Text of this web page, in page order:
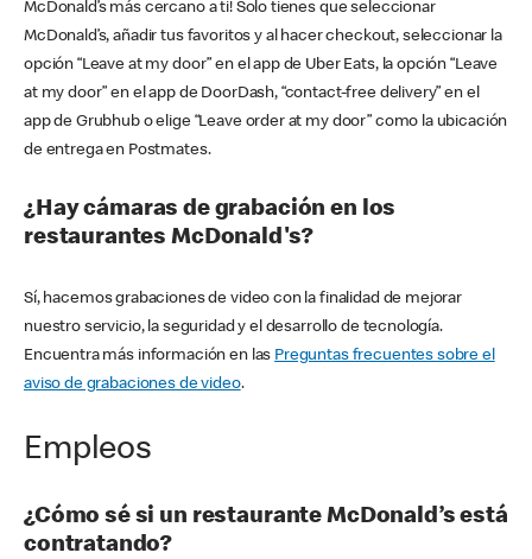
McDonald’s más cercano a ti! Solo tienes que seleccionar
McDonald’s, añadir tus favoritos y al hacer checkout, seleccionar la
opción “Leave at my door” en el app de Uber Eats, la opción “Leave
at my door” en el app de DoorDash, “contact-free delivery” en el
app de Grubhub o elige “Leave order at my door” como la ubicación
de entrega en Postmates.
¿Hay cámaras de grabación en los
restaurantes McDonald's?
Sí, hacemos grabaciones de video con la finalidad de mejorar
nuestro servicio, la seguridad y el desarrollo de tecnología.
Encuentra más información en las Preguntas frecuentes sobre el
aviso de grabaciones de video.
Empleos
¿Cómo sé si un restaurante McDonald’s está
contratando?